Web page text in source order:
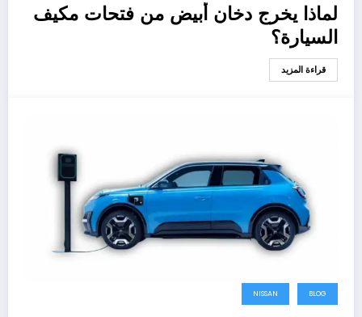
لماذا يخرج دخان أبيض من فتحات مكيف
السيارة؟
قراءة المزيد
BLOG
NISSAN